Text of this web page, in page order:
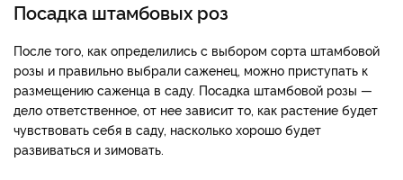
Посадка штамбовых роз
После того, как определились с выбором сорта штамбовой
розы и правильно выбрали саженец, можно приступать к
размещению саженца в саду. Посадка штамбовой розы —
дело ответственное, от нее зависит то, как растение будет
чувствовать себя в саду, насколько хорошо будет
развиваться и зимовать.